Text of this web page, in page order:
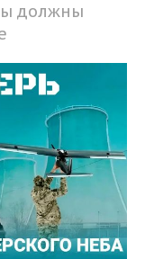
должны